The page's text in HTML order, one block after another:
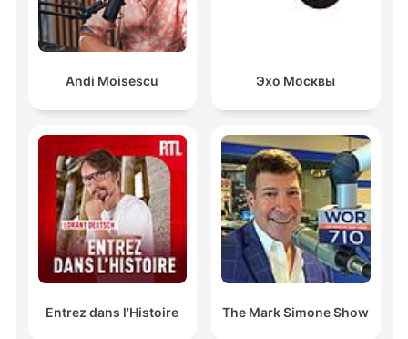
Andi Moisescu Эхо Москвы
Entrez dans l'Histoire The Mark Simone Show